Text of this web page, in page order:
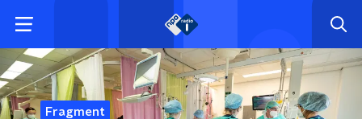
Fragment